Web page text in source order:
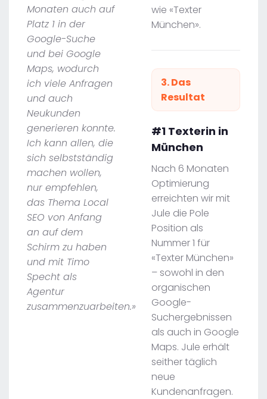
Monaten auch auf
Platz 1 in der
Google-Suche
und bei Google
Maps, wodurch
ich viele Anfragen
und auch
Neukunden
generieren konnte.
Ich kann allen, die
sich selbstständig
machen wollen,
nur empfehlen,
das Thema Local
SEO von Anfang
an auf dem
Schirm zu haben
und mit Timo
Specht als
Agentur
zusammenzuarbeiten.»
wie «Texter
München».
3. Das
Resultat
#1 Texterin in
München
Nach 6 Monaten
Optimierung
erreichten wir mit
Jule die Pole
Position als
Nummer 1 für
«Texter München»
– sowohl in den
organischen
Google-
Suchergebnissen
als auch in Google
Maps. Jule erhält
seither täglich
neue
Kundenanfragen.